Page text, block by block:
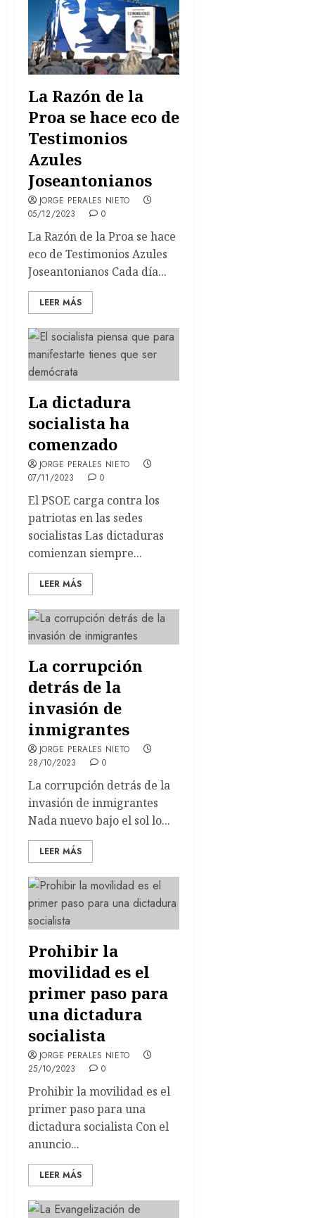
La Razón de la
Proa se hace eco de
Testimonios
Azules
Joseantonianos
JORGE PERALES NIETO
05/12/2023
0
La Razón de la Proa se hace
eco de Testimonios Azules
Joseantonianos Cada día...
LEER MÁS
La dictadura
socialista ha
comenzado
JORGE PERALES NIETO
07/11/2023
0
El PSOE carga contra los
patriotas en las sedes
socialistas Las dictaduras
comienzan siempre...
LEER MÁS
La corrupción
detrás de la
invasión de
inmigrantes
JORGE PERALES NIETO
28/10/2023
0
La corrupción detrás de la
invasión de inmigrantes
Nada nuevo bajo el sol lo...
LEER MÁS
Prohibir la
movilidad es el
primer paso para
una dictadura
socialista
JORGE PERALES NIETO
25/10/2023
0
Prohibir la movilidad es el
primer paso para una
dictadura socialista Con el
anuncio...
LEER MÁS